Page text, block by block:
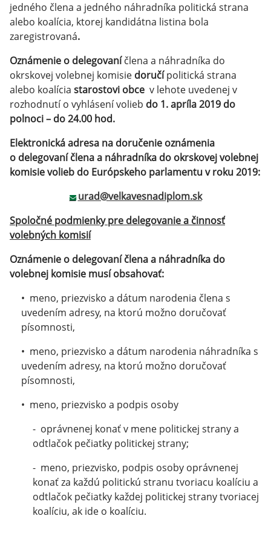
jedného člena a jedného náhradníka politická strana
alebo koalícia, ktorej kandidátna listina bola
zaregistrovaná.
Oznámenie o delegovaníčlena a náhradníka do
okrskovej volebnej komisie doručípolitická strana
alebo koalícia starostovi obce v lehote uvedenej v
rozhodnutí o vyhlásení volieb do 1. apríla 2019 do
polnoci – do 24.00 hod.
Elektronická adresa na doručenie oznámenia
o delegovaní člena a náhradníka do okrskovej volebnej
komisie volieb do Európskeho parlamentu v roku 2019:
urad@velkavesnadiplom.sk
Spoločné podmienky pre delegovanie a činnosť
volebných komisií
Oznámenie o delegovaní člena a náhradníka do
volebnej komisie musí obsahovať:
• meno, priezvisko a dátum narodenia člena s
uvedením adresy, na ktorú možno doručovať
písomnosti,
• meno, priezvisko a dátum narodenia náhradníka s
uvedením adresy, na ktorú možno doručovať
písomnosti,
• meno, priezvisko a podpis osoby
- oprávnenej konať v mene politickej strany a
odtlačok pečiatky politickej strany;
- meno, priezvisko, podpis osoby oprávnenej
konať za každú politickú stranu tvoriacu koalíciu a
odtlačok pečiatky každej politickej strany tvoriacej
koalíciu, ak ide o koalíciu.